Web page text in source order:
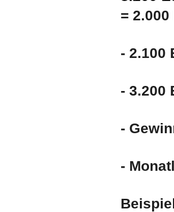
= 2.000
- 2.100
- 3.200
-
-